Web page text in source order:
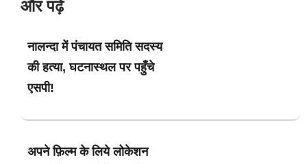
और पढ़ें
नालन्दा में पंचायत समिति सदस्य
की हत्या, घटनास्थल पर पहुँचे
एसपी!
अपने फ़िल्म के लिये लोकेशन